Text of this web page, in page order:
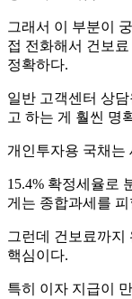
그래서 이 부분이
접 전화해서 건보
정확하다.
일반 고객센터 상
고 하는 게 훨씬 명
개인투자용 국채는
15.4% 확정세율로
게는 종합과세를
그런데 건보료까지
핵심이다.
특히 이자 지급이